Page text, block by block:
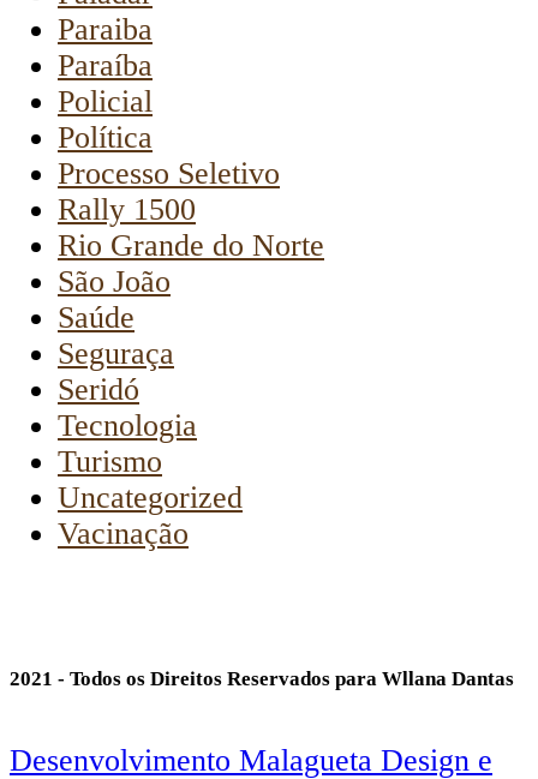
Paraiba
Paraíba
Policial
Política
Processo Seletivo
Rally 1500
Rio Grande do Norte
São João
Saúde
Seguraça
Seridó
Tecnologia
Turismo
Uncategorized
Vacinação
2021 - Todos os Direitos Reservados para Wllana Dantas
Desenvolvimento Malagueta Design e